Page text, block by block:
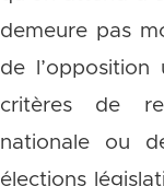
demeure pas
de
critères de
nationale ou
élections